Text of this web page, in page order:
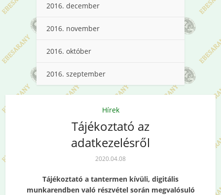
2016. december
2016. november
2016. október
2016. szeptember
Hírek
Tájékoztató az
adatkezelésről
2020.04.08
Tájékoztató a tantermen kívüli, digitális
munkarendben való részvétel során megvalósuló